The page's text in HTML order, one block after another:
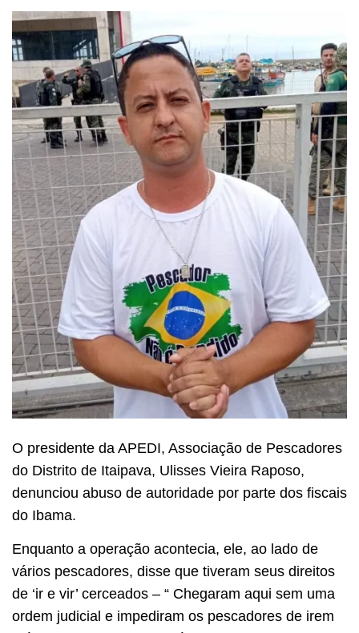
O presidente da APEDI, Associação de Pescadores
do Distrito de Itaipava, Ulisses Vieira Raposo,
denunciou abuso de autoridade por parte dos fiscais
do Ibama.
Enquanto a operação acontecia, ele, ao lado de
vários pescadores, disse que tiveram seus direitos
de ‘ir e vir’ cerceados – “ Chegaram aqui sem uma
ordem judicial e impediram os pescadores de irem